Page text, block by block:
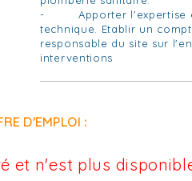
- Apporter l'expertise
technique. Etablir un
responsable du site sur
interventions
D'EMPLOI :
et n'est plus